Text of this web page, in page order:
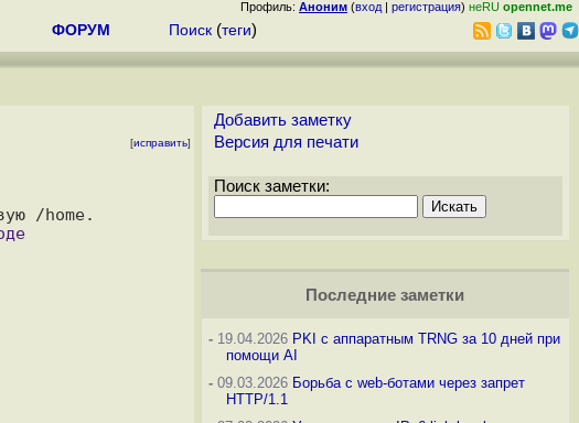
Профиль: Аноним (вход | регистрация) неRU opennet.me
ФОРУМ Поиск (теги)
[исправить]
            изменения держать в рамдиске, так чтобы они не сохранялись при следующем входе
Добавить заметку
Версия для печати
Поиск заметки:
Последние заметки
-19.04.2026 PKI с аппаратным TRNG за 10 дней при
помощи AI
-09.03.2026 Борьба с web-ботами через запрет
HTTP/1.1